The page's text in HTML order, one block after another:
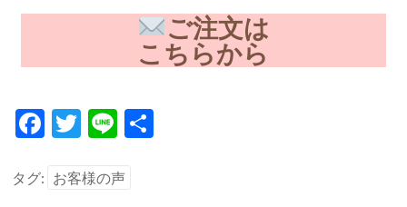
ご注文は
こちらから
F
e
T
itt
Li
e
タグ: お客様の声